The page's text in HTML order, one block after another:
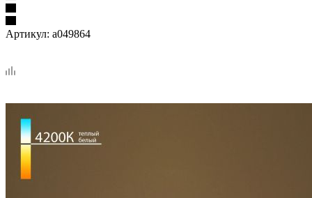
Артикул: a049864